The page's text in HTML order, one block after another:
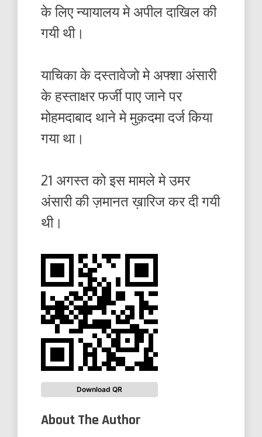
के लिए न्यायालय मे अपील दाखिल की
गयी थी।
याचिका के दस्तावेजो मे अफ्शा अंसारी
के हस्ताक्षर फर्जी पाए जाने पर
मोहमदाबाद थाने मे मुक़दमा दर्ज किया
गया था।
21 अगस्त को इस मामले मे उमर
अंसारी की ज़मानत ख़ारिज कर दी गयी
थी।
Download QR
About The Author